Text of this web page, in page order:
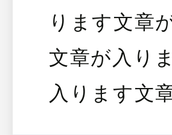
ります文章
文章が入り
入ります文